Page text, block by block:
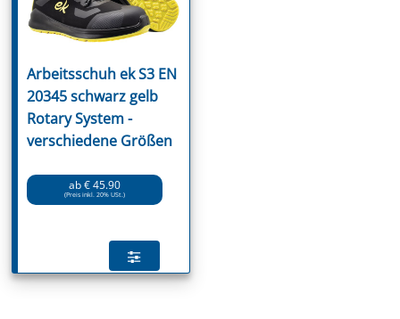
Arbeitsschuh ek S3 EN
20345 schwarz gelb
Rotary System -
verschiedene Größen
ab € 45.90
(Preis inkl. 20% USt.)